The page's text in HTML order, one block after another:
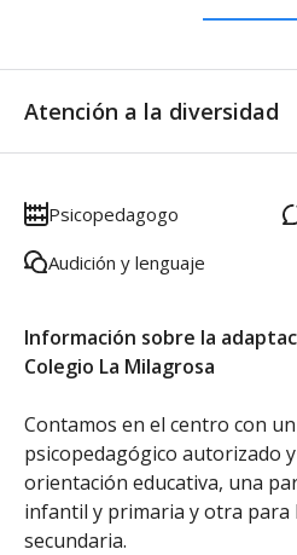
Atención a la diversidad
Psicopedagogo
Audición y lenguaje
Información sobre la
Colegio La Milagrosa
Contamos en el centro con
psicopedagógico autorizado
orientación educativa, una
infantil y primaria y otra para
secundaria.